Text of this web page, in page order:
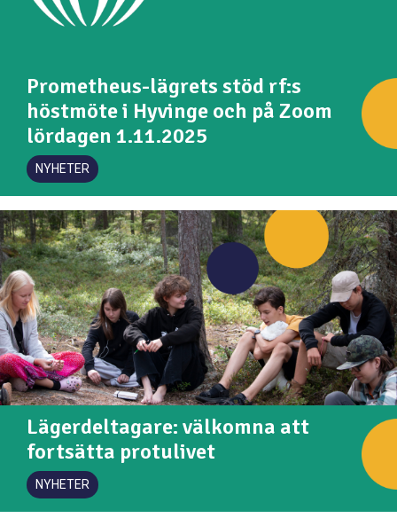
Prometheus-lägrets stöd rf:s
höstmöte i Hyvinge och på Zoom
lördagen 1.11.2025
NYHETER
Lägerdeltagare: välkomna att
fortsätta protulivet
NYHETER